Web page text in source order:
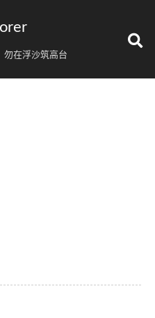
勿在浮沙筑高台